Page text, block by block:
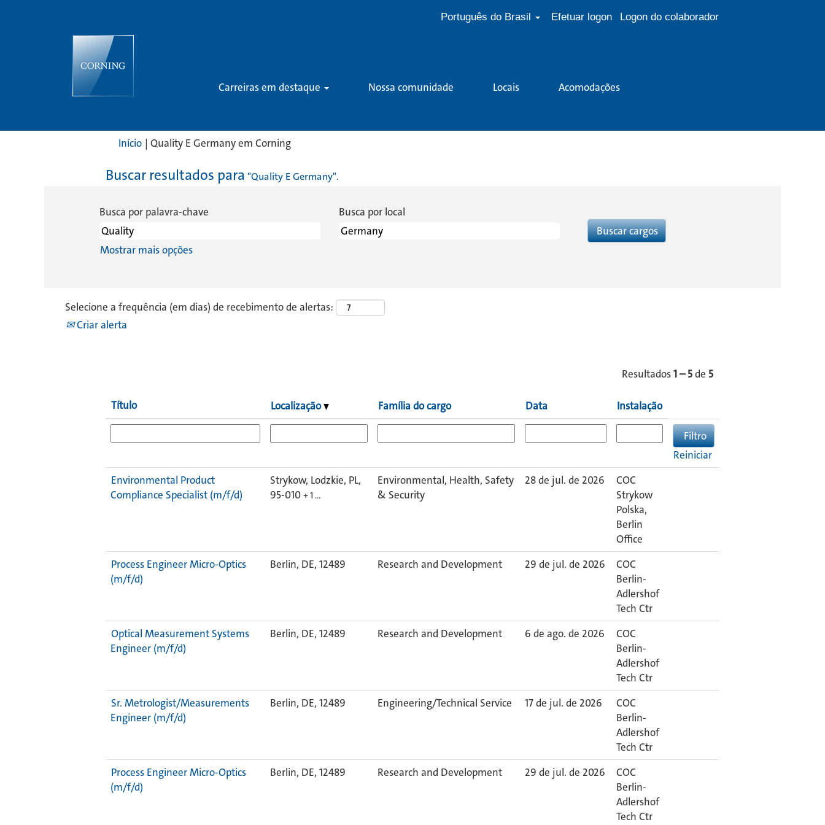
Português do Brasil Efetuar logon Logon do colaborador
Carreiras em destaque Nossa comunidade Locais Acomodações
Início | Quality E Germany em Corning(página
Buscar resultados para "Quality E Germany".
Busca por palavra-chave Busca por local
Mostrar mais opções
Selecione a frequência (em dias) de recebimento de alertas:
Criar alerta
Resultados1 – 5de 5
Título Localização Família do cargo Data Instalação
Reiniciar
Environmental Product
Compliance Specialist (m/f/d)
Strykow, Lodzkie, PL,
95-010 + 1 …
Environmental, Health, Safety
& Security
28 de jul. de 2026
COC
Strykow
Polska,
Berlin
Office
Process Engineer Micro-Optics
(m/f/d)
Berlin, DE, 12489 Research and Development 29 de jul. de 2026
COC
Berlin-
Adlershof
Tech Ctr
Optical Measurement Systems
Engineer (m/f/d)
Berlin, DE, 12489 Research and Development 6 de ago. de 2026
COC
Berlin-
Adlershof
Tech Ctr
Sr. Metrologist/Measurements
Engineer (m/f/d)
Berlin, DE, 12489 Engineering/Technical Service 17 de jul. de 2026
COC
Berlin-
Adlershof
Tech Ctr
Process Engineer Micro-Optics
(m/f/d)
Berlin, DE, 12489 Research and Development 29 de jul. de 2026
COC
Berlin-
Adlershof
Tech Ctr